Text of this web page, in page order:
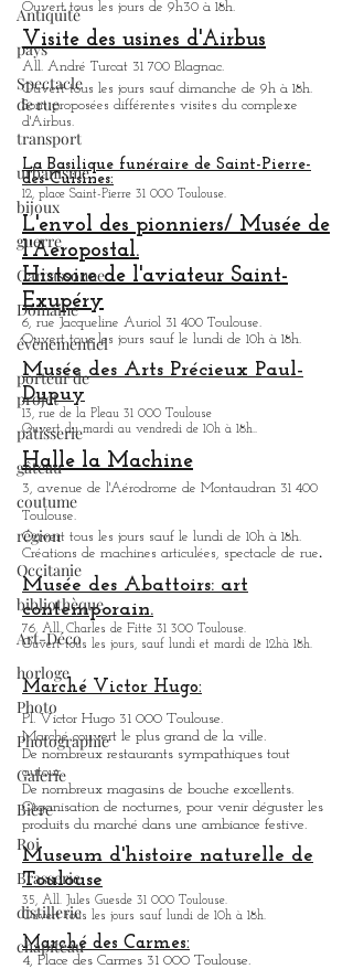
Antiquité
pays
Spectacle
de rue
transport
urbanisme
bijoux
guerre
Carcassonne
Domaine
évènementiel
porteur de
projet
pâtisserie
gâteau
coutume
région
Occitanie
bibliothèque
Art-Déco
horloge
Photo
Photographie
Galerie
Bière
Roi
Brasserie
distillerie
chapiteau
Musée oul'on peut découvrir l'histoire de l'aviation
civile de
Toulouse. De nombreux avions sont exposés.
Ouvert tous les jours de 9h30 à 18h.
Visite des usines d'Airbus
All. André Turcat 31 700 Blagnac.
Ouvert tous les jours sauf dimanche de 9h à 18h.
Sont proposées différentes visites du complexe
d'Airbus.
La Basilique funéraire de Saint-Pierre-
des-Cuisines:
12, place Saint-Pierre 31 000 Toulouse.
L'envol des pionniers/ Musée de
l'Aeropostal.
Histoire de l'aviateur Saint-
Exupéry
6, rue Jacqueline Auriol 31 400 Toulouse.
Ouvert tous les jours sauf le lundi de 10h à 18h.
Musée des Arts Précieux Paul-
Dupuy
13, rue de la Pleau 31 000 Toulouse
Ouvert du mardi au vendredi de 10h à 18h.
Halle la Machine
3, avenue de l'Aérodrome de Montaudran 31 400
Toulouse.
Ouvert tous les jours sauf le lundi de 10h à 18h.
Créations de machines articulées, spectacle de rue
Musée des Abattoirs: art
contemporain.
76, All. Charles de Fitte 31 300 Toulouse.
Ouvert tous les jours, sauf lundi et mardi de 12hà 18h.
Marché Victor Hugo:
Pl. Victor Hugo 31 000 Toulouse.
Marché couvert le plus grand de la ville.
De nombreux restaurants sympathiquestout
autour.
De nombreux magasins de bouche excellents.
Organisation de nocturnes, pour venir déguster les
produits du marché dans une ambiance festive.
Museum d'histoire naturelle de
Toulouse
35, All. Jules Guesde 31 000 Toulouse.
Ouvert tous les jours sauf lundi de 10h à 18h.